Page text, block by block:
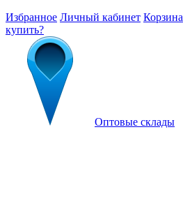
Избранное Личный кабинет Корзина
купить?
Оптовые склады